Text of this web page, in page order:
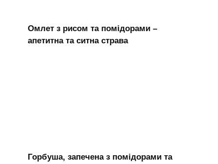
Омлет з рисом та помідорами –
апетитна та ситна страва
Горбуша, запечена з помідорами та